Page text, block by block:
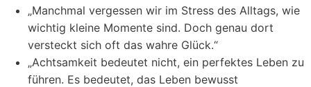
„Manchmal vergessen wir im Stress des Alltags, wie
wichtig kleine Momente sind. Doch genau dort
versteckt sich oft das wahre Glück.“
„Achtsamkeit bedeutet nicht, ein perfektes Leben zu
führen. Es bedeutet, das Leben bewusst